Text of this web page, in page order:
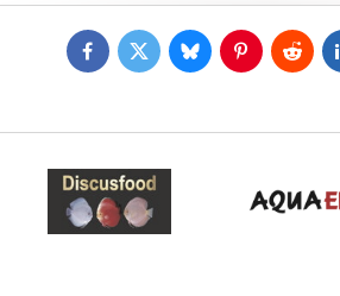
FacebookTwitterBlueskyPinterestReddit